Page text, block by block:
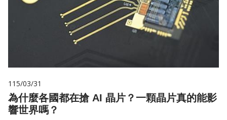
115/03/31
為什麼各國都在搶 AI 晶片？一顆晶片真的能影
響世界嗎？